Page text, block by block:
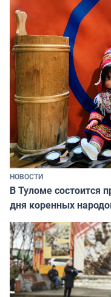
НОВОСТИ
В Туломе состоится
дня коренных